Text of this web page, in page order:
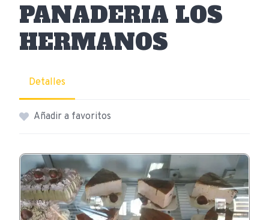
PANADERIA LOS
HERMANOS
Detalles
Añadir a favoritos